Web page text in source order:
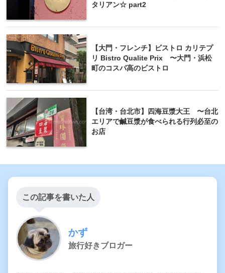
タリアン☆ part2
【大門・フレンチ】ビストロ カリテプ
リ Bistro Qualite Prix 〜大門・浜松
町のコスパ高のビストロ
【台湾・台北市】四海豆漿大王 〜台北
エリアで鹹豆漿が食べられる行列必至の
お店
この記事を書いた人
かず
旅行好きブロガー